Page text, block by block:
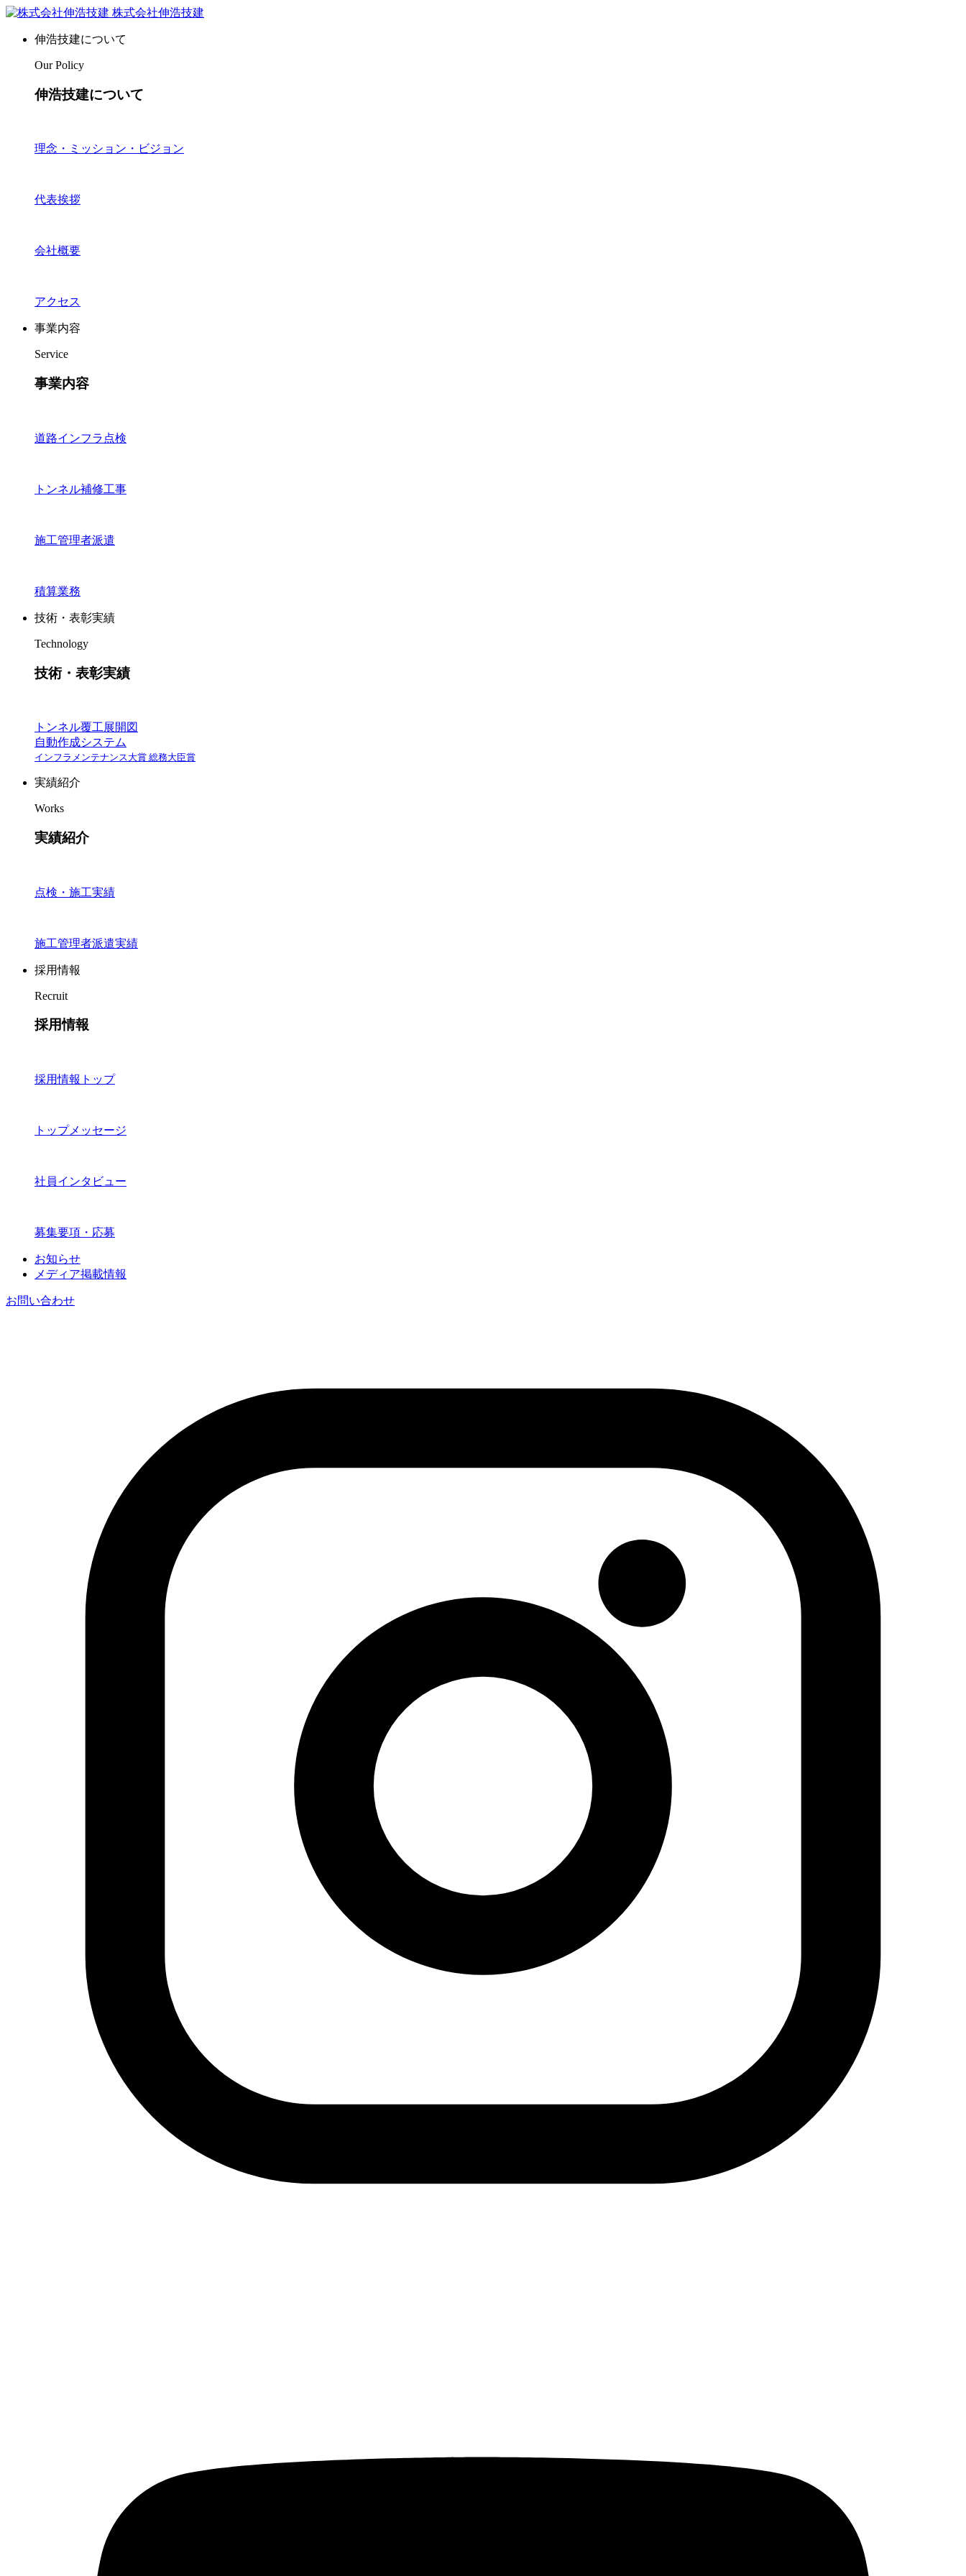
株式会社伸浩技建
伸浩技建について
Our Policy
伸浩技建について
理念・ミッション・ビジョン
代表挨拶
会社概要
アクセス
事業内容
Service
事業内容
道路インフラ点検
トンネル補修工事
施工管理者派遣
積算業務
技術・表彰実績
Technology
技術・表彰実績
トンネル覆工展開図
自動作成システム
インフラメンテナンス大賞 総務大臣賞
実績紹介
Works
実績紹介
点検・施工実績
施工管理者派遣実績
採用情報
Recruit
採用情報
採用情報トップ
トップメッセージ
社員インタビュー
募集要項・応募
お知らせ
メディア掲載情報
お問い合わせ